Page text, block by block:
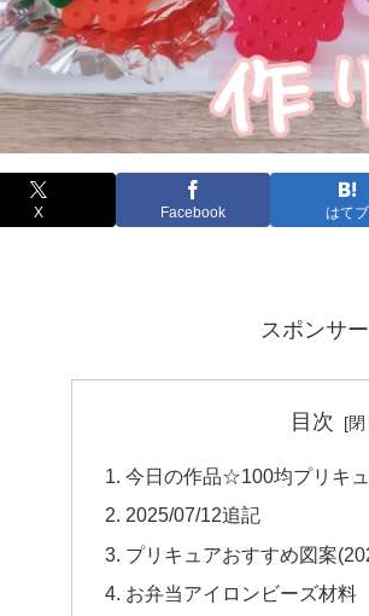
X Facebook はてブ
スポンサ
目次
今日の作品☆100均プリキ
2025/07/12追記
プリキュアおすすめ図案
お弁当アイロンビーズ材料